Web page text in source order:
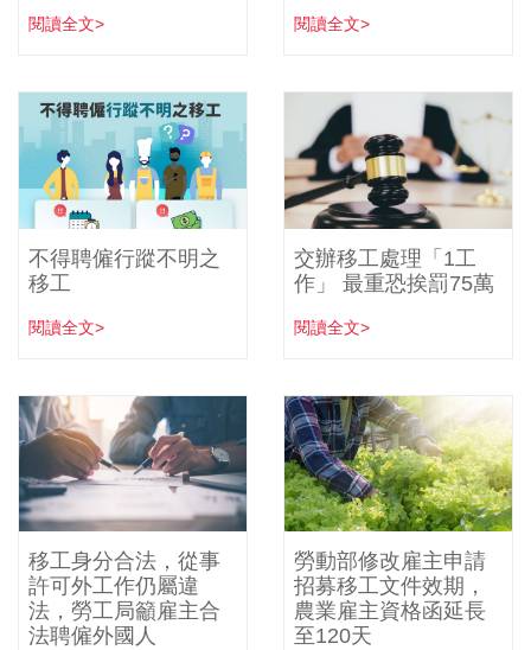
閱讀全文> 閱讀全文>
不得聘僱行蹤不明之
移工
閱讀全文>
交辦移工處理「1工
作」 最重恐挨罰75萬
閱讀全文>
移工身分合法，從事
許可外工作仍屬違
法，勞工局籲雇主合
法聘僱外國人
勞動部修改雇主申請
招募移工文件效期，
農業雇主資格函延長
至120天